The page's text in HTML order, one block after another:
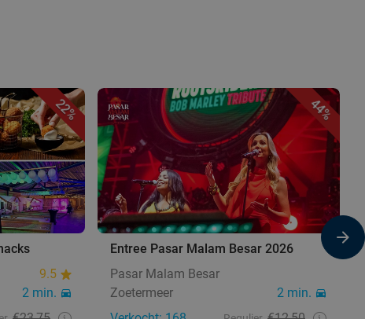
22%
9.5
2 min.
44%
Entree Pasar Malam Besar 2026
Pasar Malam Besar
Zoetermeer
2 min.